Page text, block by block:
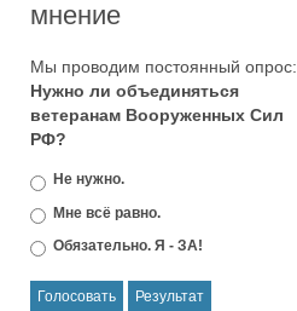
мнение
Мы проводим постоянный опрос:
Нужно ли объединяться
ветеранам Вооруженных Сил
РФ?
Не нужно.
Мне всё равно.
Обязательно. Я - ЗА!